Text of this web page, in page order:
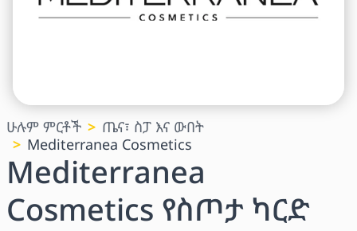
ሁሉም ምርቶች
ጤና፣ ስፓ እና ውበት
Mediterranea Cosmetics
Mediterranea
Cosmetics የስጦታ ካርድ